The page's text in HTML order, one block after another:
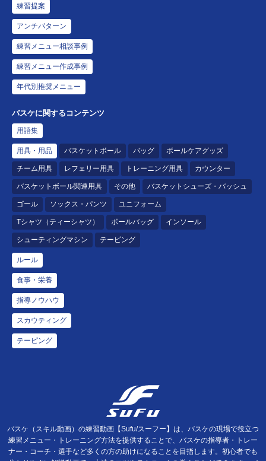
練習提案
アンチパターン
練習メニュー相談事例
練習メニュー作成事例
年代別推奨メニュー
バスケに関するコンテンツ
用語集
用具・用品 バスケットボール バッグ ボールケアグッズ
チーム用具 レフェリー用具 トレーニング用具 カウンター
バスケットボール関連用具 その他 バスケットシューズ・バッシュ
ゴール ソックス・パンツ ユニフォーム
Tシャツ（ティーシャツ） ボールバッグ インソール
シューティングマシン テーピング
ルール
食事・栄養
指導ノウハウ
スカウティング
テーピング
バスケ（スキル動画）の練習動画【Sufu/スーフー】は、バスケの現場で役立つ
練習メニュー・トレーニング方法を提供することで、バスケの指導者・トレー
ナー・コーチ・選手など多くの方の助けになることを目指します。初心者でも